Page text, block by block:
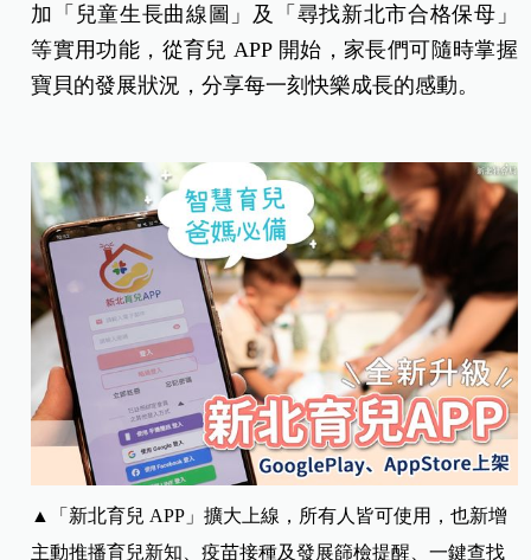
加「兒童生長曲線圖」及「尋找新北市合格保母」
等實用功能，從育兒 APP 開始，家長們可隨時掌握
寶貝的發展狀況，分享每一刻快樂成長的感動。
▲「新北育兒 APP」擴大上線，所有人皆可使用，也新增
主動推播育兒新知、疫苗接種及發展篩檢提醒、一鍵查找